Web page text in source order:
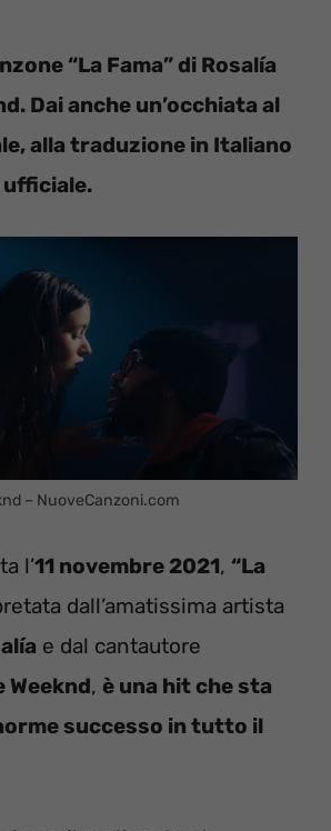
“La Fama” di Rosalía
. Dai anche un’occhiata al
alla traduzione in Italiano
ufficiale.
– NuoveCanzoni.com
l’11 novembre 2021, “La
dall’amatissima artista
e dal cantautore
Weeknd, è una hit che sta
successo in tutto il